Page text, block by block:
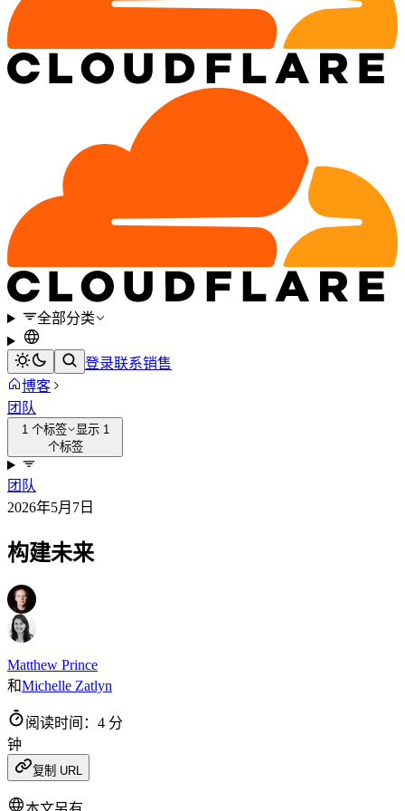
全部分类
登录联系销售
博客
团队
1 个标签
显示 1
个标签
团队
2026年5月7日
构建未来
Matthew Prince
和Michelle Zatlyn
阅读时间：4 分
钟
复制 URL